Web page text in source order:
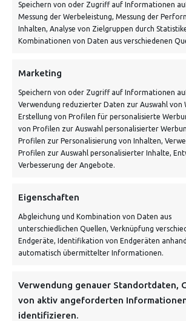
Speichern von oder Zugriff auf Informationen
Messung der Werbeleistung, Messung der
Inhalten, Analyse von Zielgruppen durch
Kombinationen von Daten aus verschiedenen
Marketing
Speichern von oder Zugriff auf Informationen
Verwendung reduzierter Daten zur Auswahl von
Erstellung von Profilen für personalisierte
von Profilen zur Auswahl personalisierter
Profilen zur Personalisierung von Inhalten,
Profilen zur Auswahl personalisierter Inhalte,
Verbesserung der Angebote.
Eigenschaften
Abgleichung und Kombination von Daten aus
unterschiedlichen Quellen, Verknüpfung
Endgeräte, Identifikation von Endgeräten anhand
automatisch übermittelter Informationen.
Verwendung genauer Standortdaten,
von aktiv angeforderten
identifizieren.
info@vontiling.de
VERSANDKOSTENHINWEIS:
NEWSLETTER